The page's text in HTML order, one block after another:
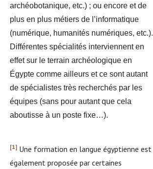
archéobotanique, etc.) ; ou encore et de
plus en plus métiers de l’informatique
(numérique, humanités numériques, etc.).
Différentes spécialités interviennent en
effet sur le terrain archéologique en
Égypte comme ailleurs et ce sont autant
de spécialistes très recherchés par les
équipes (sans pour autant que cela
aboutisse à un poste fixe…).
[1]Une formation en langue égyptienne est
également proposée par certaines